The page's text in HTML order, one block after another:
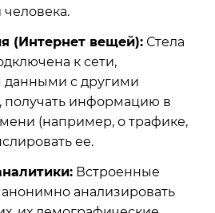
(Интернет вещей): Стела
к сети,
данными с другими
получать информацию в
(например, о трафике,
ее.
Встроенные
анализировать